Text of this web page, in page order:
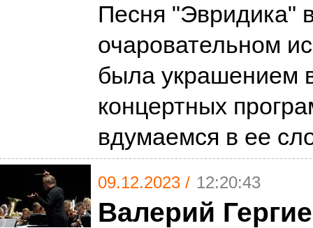
Песня "Эвридика"
очаровательном
была украшением
концертных
вдумаемся в ее
09.12.2023 / 12:20:43
Валерий